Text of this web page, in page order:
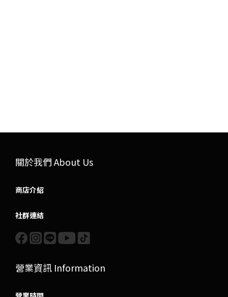
關於我們 About Us
商店介紹
社群連結
營業資訊 Information